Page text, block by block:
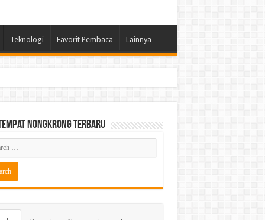
Teknologi Favorit Pembaca Lainnya …
Nongkrong Terbaru